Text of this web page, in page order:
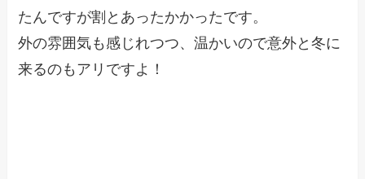
たんですが割とあったかかったです。
外の雰囲気も感じれつつ、温かいので意外と冬に
来るのもアリですよ！